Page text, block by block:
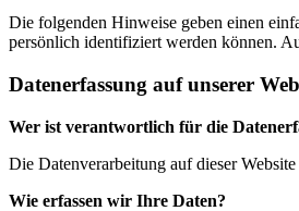
Die folgenden Hinweise geben einen
persönlich identifiziert werden können.
Datenerfassung auf unserer
Wer ist verantwortlich für die
Die Datenverarbeitung auf dieser
Wie erfassen wir Ihre Daten?